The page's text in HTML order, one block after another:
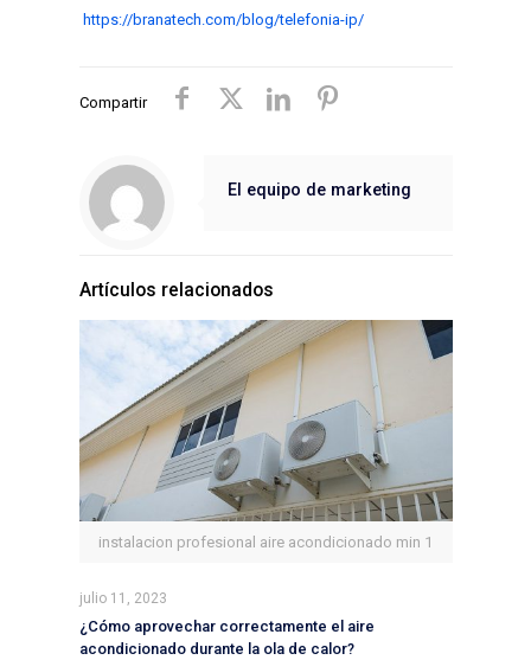
https://branatech.com/blog/telefonia-ip/
Compartir
El equipo de marketing
Artículos relacionados
instalacion profesional aire acondicionado min 1
julio 11, 2023
¿Cómo aprovechar correctamente el aire
acondicionado durante la ola de calor?